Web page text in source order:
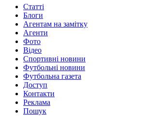
Статті
Блоги
Агентам на замітку
Агенти
Фото
Відео
Спортивні новини
Футбольні новини
Футбольна газета
Доступ
Контакти
Реклама
Пошук